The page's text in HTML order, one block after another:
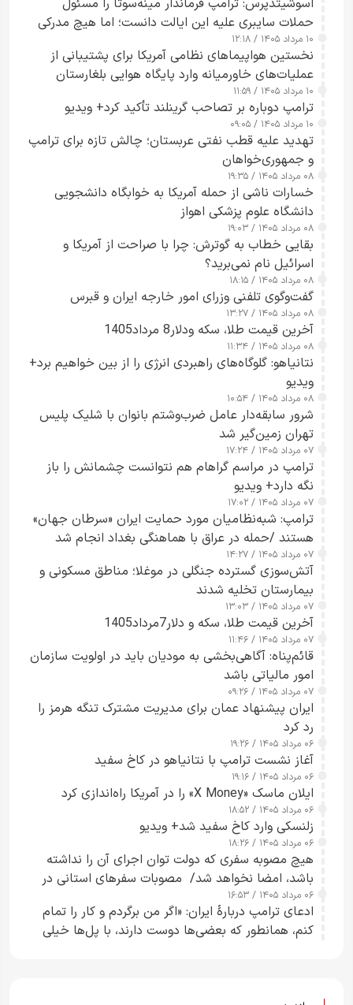
اسوشیتدپرس: ترامپ فرماندار مینه‌سوتا را مسئول
حملات سایبری علیه این ایالت دانست؛ اما هیچ مدرکی
ارائه نکرد
۱۰ مرداد ۱۴۰۵ / ۱۲:۱۸
نخستین هواپیماهای نظامی آمریکا برای پشتیبانی از
عملیات‌های خاورمیانه وارد پایگاه هوایی بلغارستان
شدند
۱۰ مرداد ۱۴۰۵ / ۱۱:۵۹
ترامپ دوباره بر تصاحب گرینلند تأکید کرد+ ویدیو
۱۰ مرداد ۱۴۰۵ / ۰۹:۰۵
تهدید علیه قطب نفتی عربستان؛ چالش تازه برای ترامپ
و جمهوری‌خواهان
۰۸ مرداد ۱۴۰۵ / ۱۹:۳۵
خسارات ناشی از حمله آمریکا به خوابگاه دانشجویی
دانشگاه علوم پزشکی اهواز
۰۸ مرداد ۱۴۰۵ / ۱۹:۰۳
بقایی خطاب به گوترش: چرا با صراحت از آمریکا و
اسرائیل نام نمی‌برید؟
۰۸ مرداد ۱۴۰۵ / ۱۸:۱۵
گفت‌وگوی تلفنی وزرای امور خارجه ایران و قبرس
۰۸ مرداد ۱۴۰۵ / ۱۳:۲۷
آخرین قیمت طلا، سکه ودلار8 مرداد1405
۰۸ مرداد ۱۴۰۵ / ۱۱:۳۴
نتانیاهو: گلوگاه‌های راهبردی انرژی را از بین خواهیم برد+
ویدیو
۰۸ مرداد ۱۴۰۵ / ۱۰:۵۴
شرور سابقه‌دار عامل ضرب‌وشتم بانوان با شلیک پلیس
تهران زمین‌گیر شد
۰۷ مرداد ۱۴۰۵ / ۱۷:۲۴
ترامپ در مراسم گراهام هم نتوانست چشمانش را باز
نگه دارد+ ویدیو
۰۷ مرداد ۱۴۰۵ / ۱۷:۰۲
ترامپ: شبه‌نظامیان مورد حمایت ایران «سرطان جهان»
هستند /حمله در عراق با هماهنگی بغداد انجام شد
۰۷ مرداد ۱۴۰۵ / ۱۴:۲۷
آتش‌سوزی گسترده جنگلی در موغلا؛ مناطق مسکونی و
بیمارستان تخلیه شدند
۰۷ مرداد ۱۴۰۵ / ۱۳:۰۳
آخرین قیمت طلا، سکه و دلار7مرداد1405
۰۷ مرداد ۱۴۰۵ / ۱۱:۴۶
قائم‌پناه: آگاهی‌بخشی به مودیان باید در اولویت سازمان
امور مالیاتی باشد
۰۷ مرداد ۱۴۰۵ / ۰۹:۲۶
ایران پیشنهاد عمان برای مدیریت مشترک تنگه هرمز را
رد کرد
۰۶ مرداد ۱۴۰۵ / ۱۹:۲۶
آغاز نشست ترامپ با نتانیاهو در کاخ سفید
۰۶ مرداد ۱۴۰۵ / ۱۹:۱۶
ایلان ماسک «X Money» را در آمریکا راه‌اندازی کرد
۰۶ مرداد ۱۴۰۵ / ۱۸:۵۲
زلنسکی وارد کاخ سفید شد+ ویدیو
۰۶ مرداد ۱۴۰۵ / ۱۸:۲۶
هیچ مصوبه سفری که دولت توان اجرای آن را نداشته
باشد، امضا نخواهد شد/ مصوبات سفرهای استانی در
چارچوب قانون بودجه است+ عکس
۰۶ مرداد ۱۴۰۵ / ۱۶:۵۳
ادعای ترامپ دربارهٔ ایران: «اگر من برگردم و کار را تمام
کنم، همانطور که بعضی‌ها دوست دارند، با پل‌ها خیلی